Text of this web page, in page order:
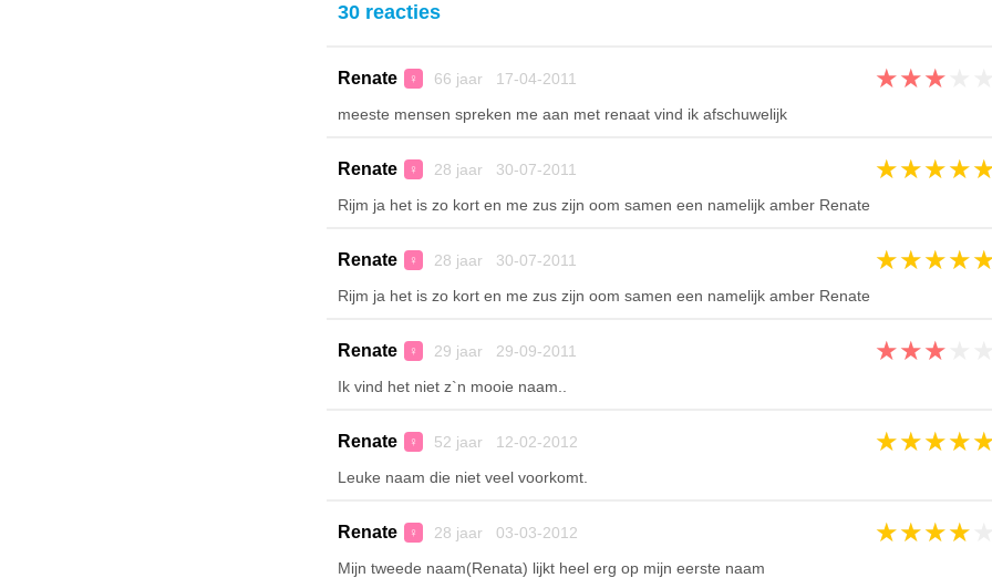
30 reacties
Renate ♀ 66 jaar 17-04-2011 ★★★
meeste mensen spreken me aan met renaat vind ik afschuwelijk
Renate ♀ 28 jaar 30-07-2011 ★★★★
Rijm ja het is zo kort en me zus zijn oom samen een namelijk amber Renate
Renate ♀ 28 jaar 30-07-2011 ★★★★
Rijm ja het is zo kort en me zus zijn oom samen een namelijk amber Renate
Renate ♀ 29 jaar 29-09-2011 ★★★
Ik vind het niet z`n mooie naam..
Renate ♀ 52 jaar 12-02-2012 ★★★★
Leuke naam die niet veel voorkomt.
Renate ♀ 28 jaar 03-03-2012 ★★★★
Mijn tweede naam(Renata) lijkt heel erg op mijn eerste naam